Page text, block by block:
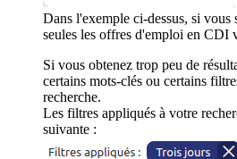
Dans l'exemple ci-dessus, si
seules les offres d'emploi en CDI
Si vous obtenez trop peu de
certains mots-clés ou certains
recherche.
Les filtres appliqués à votre
suivante :